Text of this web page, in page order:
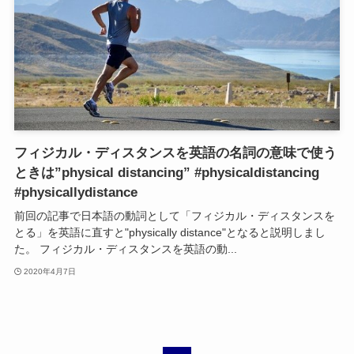
フィジカル・ディスタンスを英語の名詞の意味で使う
ときは”physical distancing” #physicaldistancing
#physicallydistance
前回の記事で日本語の動詞として「フィジカル・ディスタンスを
とる」を英語に直すと"physically distance"となると説明しまし
た。 フィジカル・ディスタンスを英語の動...
2020年4月7日